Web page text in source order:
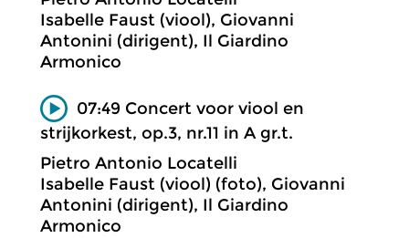
Isabelle Faust (viool), Giovanni
Antonini (dirigent), Il Giardino
Armonico
07:49 Concert voor viool en
strijkorkest, op.3, nr.11 in A gr.t.
Pietro Antonio Locatelli
Isabelle Faust (viool) (foto), Giovanni
Antonini (dirigent), Il Giardino
Armonico